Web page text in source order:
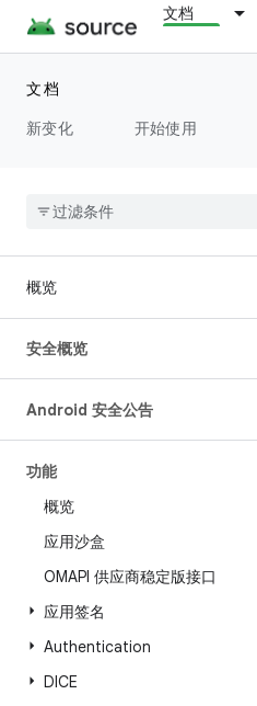
文档
文档
新变化
开始使用
概览
安全概览
Android 安全公告
功能
概览
应用沙盒
OMAPI 供应商稳定版接口
应用签名
Authentication
DICE